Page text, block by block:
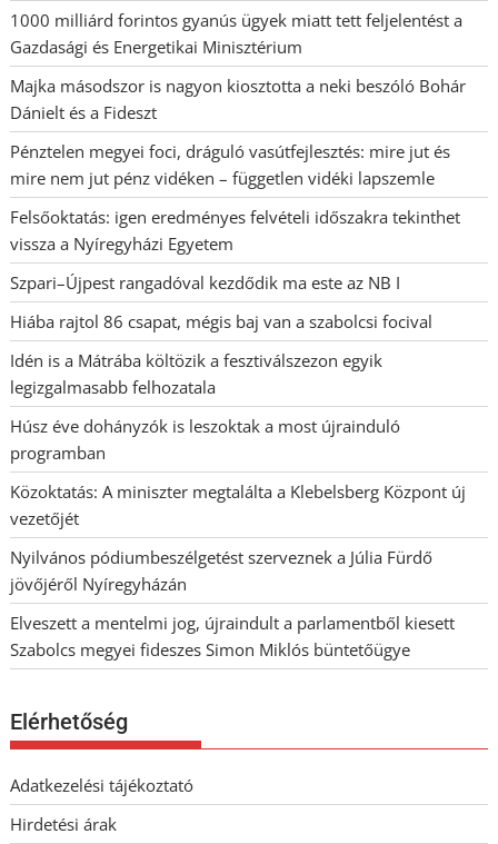
1000 milliárd forintos gyanús ügyek miatt tett feljelentést a
Gazdasági és Energetikai Minisztérium
Majka másodszor is nagyon kiosztotta a neki beszóló Bohár
Dánielt és a Fideszt
Pénztelen megyei foci, dráguló vasútfejlesztés: mire jut és
mire nem jut pénz vidéken – független vidéki lapszemle
Felsőoktatás: igen eredményes felvételi időszakra tekinthet
vissza a Nyíregyházi Egyetem
Szpari–Újpest rangadóval kezdődik ma este az NB I
Hiába rajtol 86 csapat, mégis baj van a szabolcsi focival
Idén is a Mátrába költözik a fesztiválszezon egyik
legizgalmasabb felhozatala
Húsz éve dohányzók is leszoktak a most újrainduló
programban
Közoktatás: A miniszter megtalálta a Klebelsberg Központ új
vezetőjét
Nyilvános pódiumbeszélgetést szerveznek a Júlia Fürdő
jövőjéről Nyíregyházán
Elveszett a mentelmi jog, újraindult a parlamentből kiesett
Szabolcs megyei fideszes Simon Miklós büntetőügye
Elérhetőség
Adatkezelési tájékoztató
Hirdetési árak